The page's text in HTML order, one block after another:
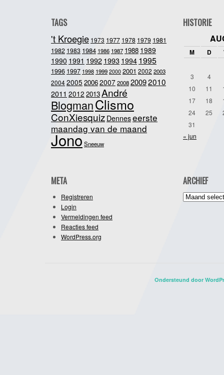
TAGS
't Kroegie 1973 1977 1978 1979 1981
1982 1983 1984 1986 1987 1988 1989
1990 1991 19921993 1994 1995
1996 1997 1998 1999 2000 2001 2002 2003
20042005 20062007200820092010
2011 2012 2013André
BlogmanClismo
ConXiesquiz Denneseerste
maandag van de maand
JonoSneeuw
HISTORIE
M D
3
4
10
11
17
18
24
25
31
« jun
META
Registreren
Login
Vermeldingen feed
Reacties feed
WordPress.org
ARCHIEF
Archief
Ondersteund door